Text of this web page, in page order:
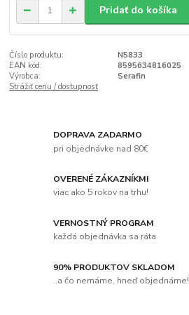
Pridať do košíka
Číslo produktu:
N5833
EAN kód:
8595634816025
Výrobca:
Serafin
Strážiť cenu / dostupnosť
DOPRAVA ZADARMO
pri objednávke nad 80€
OVERENÉ ZÁKAZNÍKMI
viac ako 5 rokov na trhu!
VERNOSTNÝ PROGRAM
každá objednávka sa ráta
90% PRODUKTOV SKLADOM
..a čo nemáme, hneď objednáme!